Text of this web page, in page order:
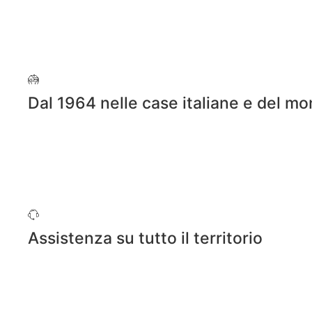
Dal 1964 nelle case italiane e del
Assistenza su tutto il territorio